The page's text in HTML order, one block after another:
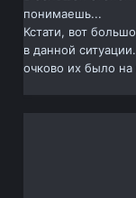
понимаешь...
Кстати, вот
в данной
очково их было на